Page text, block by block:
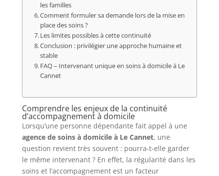
les familles
Comment formuler sa demande lors de la mise en
place des soins ?
Les limites possibles à cette continuité
Conclusion : privilégier une approche humaine et
stable
FAQ – Intervenant unique en soins à domicile à Le
Cannet
Comprendre les enjeux de la continuité
d’accompagnement à domicile
Lorsqu’une personne dépendante fait appel à une
agence de soins à domicile à Le Cannet, une
question revient très souvent : pourra-t-elle garder
le même intervenant ? En effet, la régularité dans les
soins et l’accompagnement est un facteur